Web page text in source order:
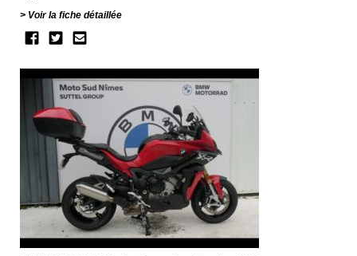
Voir la fiche détaillée